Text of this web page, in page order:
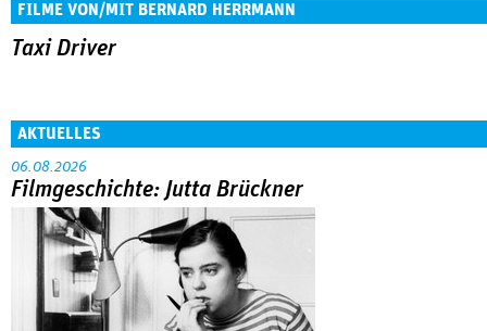
FILME VON/MIT BERNARD HERRMANN
Taxi Driver
AKTUELLES
06.08.2026
Filmgeschichte: Jutta Brückner